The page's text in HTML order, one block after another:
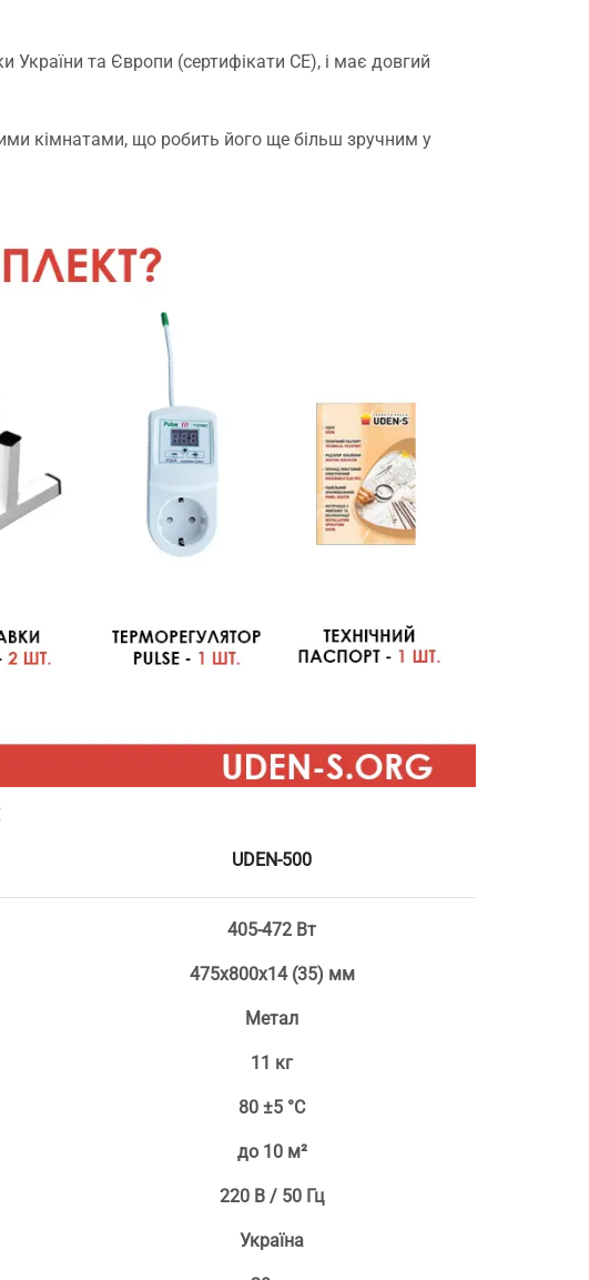
України та Європи (сертифікати CE), і має довгий
кімнатами, що робить його ще більш зручним у
UDEN-500
405-472 Вт
475х800х14 (35) мм
Метал
11 кг
80 ±5 °С
до 10 м²
220 В / 50 Гц
Україна